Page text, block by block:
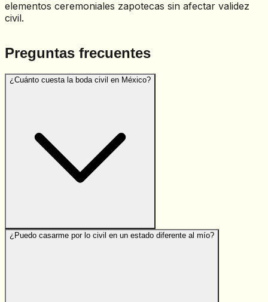
elementos ceremoniales zapotecas sin afectar validez
civil.
Preguntas frecuentes
¿Cuánto cuesta la boda civil en México?
¿Puedo casarme por lo civil en un estado diferente al mío?